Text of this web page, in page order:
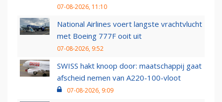
07-08-2026, 11:10
National Airlines voert langste vrachtvlucht
met Boeing 777F ooit uit
07-08-2026, 9:52
SWISS hakt knoop door: maatschappij gaat
afscheid nemen van A220-100-vloot
07-08-2026, 9:09